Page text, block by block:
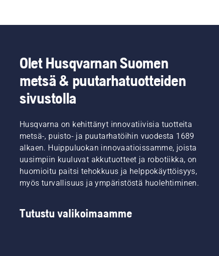
Olet Husqvarnan Suomen
metsä & puutarhatuotteiden
sivustolla
Husqvarna on kehittänyt innovatiivisia tuotteita
metsä-, puisto- ja puutarhatöihin vuodesta 1689
alkaen. Huippuluokan innovaatioissamme, joista
uusimpiin kuuluvat akkutuotteet ja robotiikka, on
huomioitu paitsi tehokkuus ja helppokäyttöisyys,
myös turvallisuus ja ympäristöstä huolehtiminen.
Tutustu valikoimaamme